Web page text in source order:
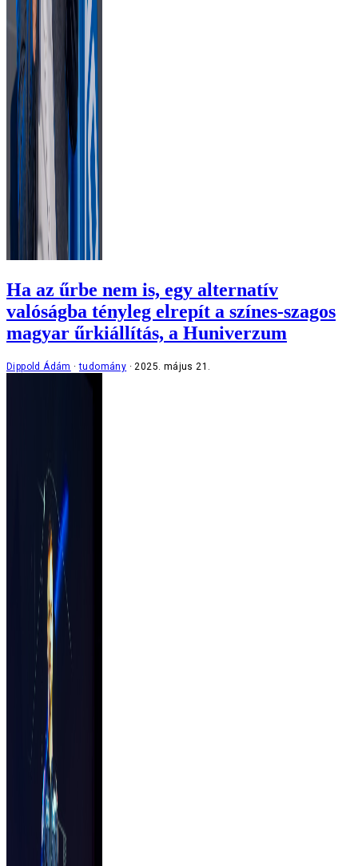
Ha az űrbe nem is, egy alternatív
valóságba tényleg elrepít a színes-szagos
magyar űrkiállítás, a Huniverzum
Dippold Ádám tudomány 2025. május 21.